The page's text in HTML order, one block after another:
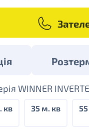
WINNER
кв 35 м. кв